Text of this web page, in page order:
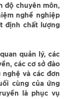
độ chuyên môn,
nghề nghiệp
định chất lượng
quản lý, các
các cơ sở đào
và các đơn
cùng của ứng
là phục vụ